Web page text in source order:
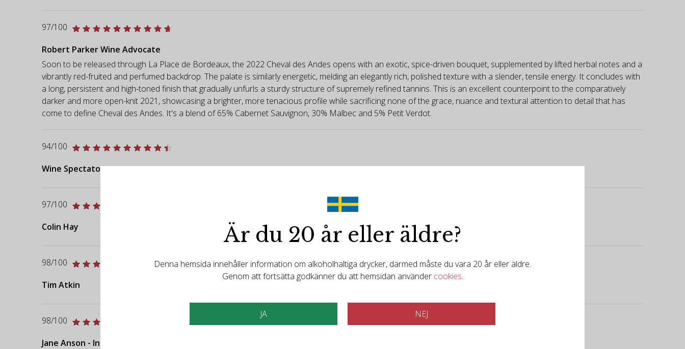
97/100
Robert Parker Wine Advocate
Soon to be released through La Place de Bordeaux, the 2022 Cheval des Andes opens with an exotic, spice-driven bouquet, supplemented by lifted herbal notes and a
vibrantly red-fruited and perfumed backdrop. The palate is similarly energetic, melding an elegantly rich, polished texture with a slender, tensile energy. It concludes with
a long, persistent and high-toned finish that gradually unfurls a sturdy structure of supremely refined tannins. This is an excellent counterpoint to the comparatively
darker and more open-knit 2021, showcasing a brighter, more tenacious profile while sacrificing none of the grace, nuance and textural attention to detail that has
come to define Cheval des Andes. It's a blend of 65% Cabernet Sauvignon, 30% Malbec and 5% Petit Verdot.
94/100
Wine Spectator
97/100
Colin Hay
98/100
Tim Atkin
98/100
Jane Anson - Inside Bordeaux
Är du 20 år eller äldre?
Denna hemsida innehåller information om alkoholhaltiga drycker, därmed måste du vara 20 år eller äldre.
Genom att fortsätta godkänner du att hemsidan använder cookies.
JA NEJ